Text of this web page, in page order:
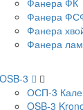
Фанера ФК
Фанера
Фанера
Фанера
OSB-3
ОСП-3
OSB-3